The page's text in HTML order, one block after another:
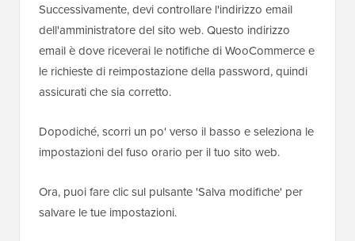
Successivamente, devi controllare l'indirizzo email
dell'amministratore del sito web. Questo indirizzo
email è dove riceverai le notifiche di WooCommerce e
le richieste di reimpostazione della password, quindi
assicurati che sia corretto.
Dopodiché, scorri un po' verso il basso e seleziona le
impostazioni del fuso orario per il tuo sito web.
Ora, puoi fare clic sul pulsante 'Salva modifiche' per
salvare le tue impostazioni.